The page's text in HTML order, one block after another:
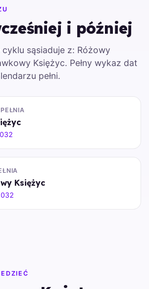
i później
cyklu sąsiaduje z: Różowy
Księżyc. Pełny wykaz dat
pełni.
Księżyc